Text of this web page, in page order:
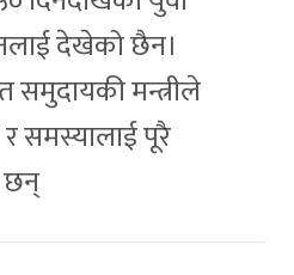
देखेको छैन।
मन्त्रीले
समस्यालाई पूरै
छन्